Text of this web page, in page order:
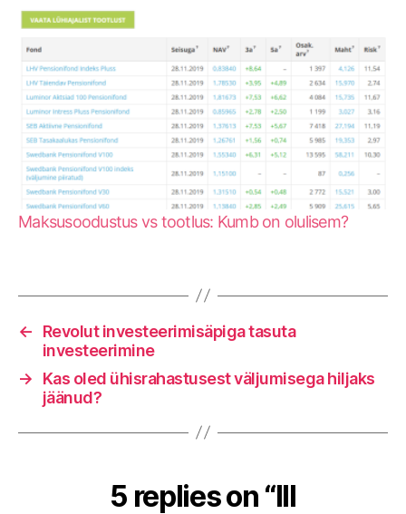
Maksusoodustus vs tootlus: Kumb on olulisem?
←
Revolut investeerimisäpiga tasuta
investeerimine
→
Kas oled ühisrahastusest väljumisega hiljaks
jäänud?
5 replies on “III